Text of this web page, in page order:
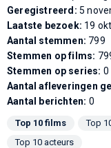
Geregistreerd: 5
Laatste bezoek: 19
Aantal stemmen: 799
Stemmen op films:
Stemmen op series: 0
Aantal afleveringen
Aantal berichten: 0
Top 10 films Top
Top 10 acteurs